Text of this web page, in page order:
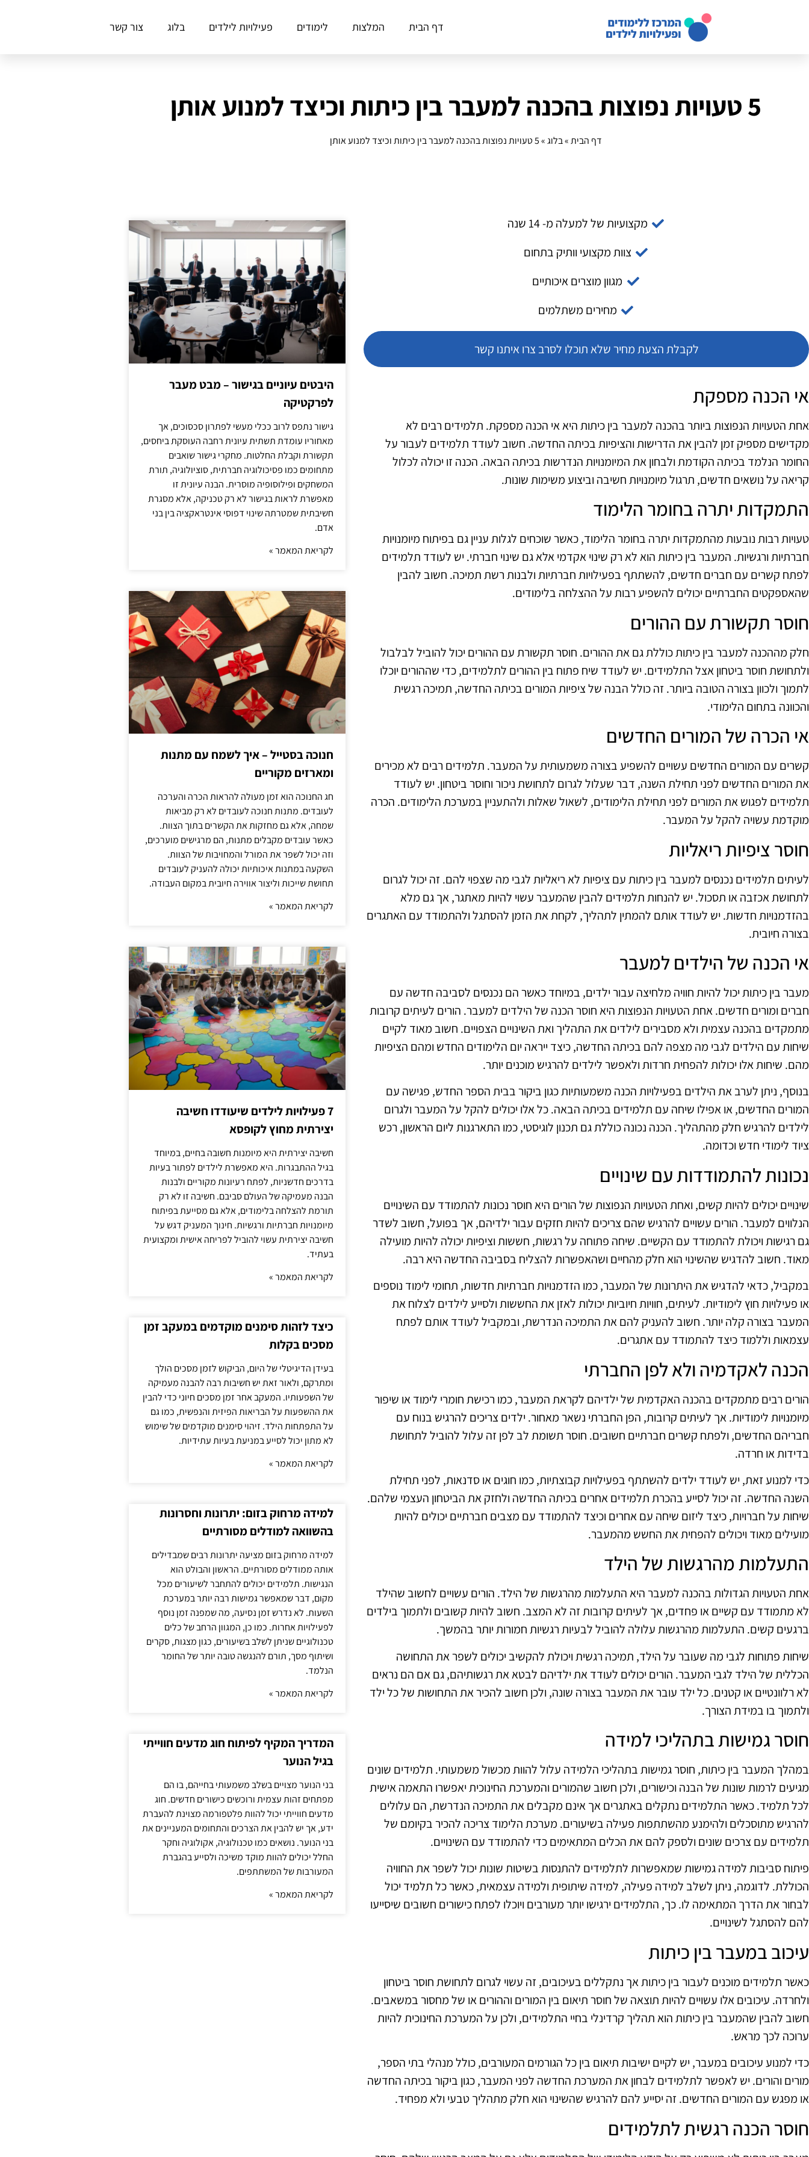
דף הבית המלצות לימודים פעילויות לילדים בלוג צור קשר
5 טעויות נפוצות בהכנה למעבר בין כיתות וכיצד למנוע אותן
דף הבית»בלוג»5 טעויות נפוצות בהכנה למעבר בין כיתות וכיצד למנוע אותן
מקצועיות של למעלה מ- 14 שנה
צוות מקצועי וותיק בתחום
מגוון מוצרים איכותיים
מחירים משתלמים
לקבלת הצעת מחיר שלא תוכלו לסרב צרו איתנו קשר
אי הכנה מספקת
אחת הטעויות הנפוצות ביותר בהכנה למעבר בין כיתות היא אי הכנה מספקת. תלמידים רבים לא
מקדישים מספיק זמן להבין את הדרישות והציפיות בכיתה החדשה. חשוב לעודד תלמידים לעבור על
החומר הנלמד בכיתה הקודמת ולבחון את המיומנויות הנדרשות בכיתה הבאה. הכנה זו יכולה לכלול
קריאה על נושאים חדשים, תרגול מיומנויות חשיבה וביצוע משימות שונות.
התמקדות יתרה בחומר הלימוד
טעויות רבות נובעות מהתמקדות יתרה בחומר הלימוד, כאשר שוכחים לגלות עניין גם בפיתוח מיומנויות
חברתיות ורגשיות. המעבר בין כיתות הוא לא רק שינוי אקדמי אלא גם שינוי חברתי. יש לעודד תלמידים
לפתח קשרים עם חברים חדשים, להשתתף בפעילויות חברתיות ולבנות רשת תמיכה. חשוב להבין
שהאספקטים החברתיים יכולים להשפיע רבות על ההצלחה בלימודים.
חוסר תקשורת עם ההורים
חלק מההכנה למעבר בין כיתות כוללת גם את ההורים. חוסר תקשורת עם ההורים יכול להוביל לבלבול
ולתחושת חוסר ביטחון אצל התלמידים. יש לעודד שיח פתוח בין ההורים לתלמידים, כדי שההורים יוכלו
לתמוך ולכוון בצורה הטובה ביותר. זה כולל הבנה של ציפיות המורים בכיתה החדשה, תמיכה רגשית
והכוונה בתחום הלימודי.
אי הכרה של המורים החדשים
קשרים עם המורים החדשים עשויים להשפיע בצורה משמעותית על המעבר. תלמידים רבים לא מכירים
את המורים החדשים לפני תחילת השנה, דבר שעלול לגרום לתחושת ניכור וחוסר ביטחון. יש לעודד
תלמידים לפגוש את המורים לפני תחילת הלימודים, לשאול שאלות ולהתעניין במערכת הלימודים. הכרה
מוקדמת עשויה להקל על המעבר.
חוסר ציפיות ריאליות
לעיתים תלמידים נכנסים למעבר בין כיתות עם ציפיות לא ריאליות לגבי מה שצפוי להם. זה יכול לגרום
לתחושת אכזבה או תסכול. יש להנחות תלמידים להבין שהמעבר עשוי להיות מאתגר, אך גם מלא
בהזדמנויות חדשות. יש לעודד אותם להמתין לתהליך, לקחת את הזמן להסתגל ולהתמודד עם האתגרים
בצורה חיובית.
אי הכנה של הילדים למעבר
מעבר בין כיתות יכול להיות חוויה מלחיצה עבור ילדים, במיוחד כאשר הם נכנסים לסביבה חדשה עם
חברים ומורים חדשים. אחת הטעויות הנפוצות היא חוסר הכנה של הילדים למעבר. הורים לעיתים קרובות
מתמקדים בהכנה עצמית ולא מסבירים לילדים את התהליך ואת השינויים הצפויים. חשוב מאוד לקיים
שיחות עם הילדים לגבי מה מצפה להם בכיתה החדשה, כיצד ייראה יום הלימודים החדש ומהם הציפיות
מהם. שיחות אלו יכולות להפחית חרדות ולאפשר לילדים להרגיש מוכנים יותר.
בנוסף, ניתן לערב את הילדים בפעילויות הכנה משמעותיות כגון ביקור בבית הספר החדש, פגישה עם
המורים החדשים, או אפילו שיחה עם תלמידים בכיתה הבאה. כל אלו יכולים להקל על המעבר ולגרום
לילדים להרגיש חלק מהתהליך. הכנה נכונה כוללת גם תכנון לוגיסטי, כמו התארגנות ליום הראשון, רכש
ציוד לימודי חדש וכדומה.
נכונות להתמודדות עם שינויים
שינויים יכולים להיות קשים, ואחת הטעויות הנפוצות של הורים היא חוסר נכונות להתמודד עם השינויים
הנלווים למעבר. הורים עשויים להרגיש שהם צריכים להיות חזקים עבור ילדיהם, אך בפועל, חשוב לשדר
גם רגישות ויכולת להתמודד עם הקשיים. שיחה פתוחה על רגשות, חששות וציפיות יכולה להיות מועילה
מאוד. חשוב להדגיש שהשינוי הוא חלק מהחיים ושהאפשרות להצליח בסביבה החדשה היא רבה.
במקביל, כדאי להדגיש את היתרונות של המעבר, כמו הזדמנויות חברתיות חדשות, תחומי לימוד נוספים
או פעילויות חוץ לימודיות. לעיתים, חוויות חיוביות יכולות לאזן את החששות ולסייע לילדים לצלוח את
המעבר בצורה קלה יותר. חשוב להעניק להם את התמיכה הנדרשת, ובמקביל לעודד אותם לפתח
עצמאות וללמוד כיצד להתמודד עם אתגרים.
הכנה לאקדמיה ולא לפן החברתי
הורים רבים מתמקדים בהכנה האקדמית של ילדיהם לקראת המעבר, כמו רכישת חומרי לימוד או שיפור
מיומנויות לימודיות. אך לעיתים קרובות, הפן החברתי נשאר מאחור. ילדים צריכים להרגיש בנוח עם
חבריהם החדשים, ולפתח קשרים חברתיים חשובים. חוסר תשומת לב לפן זה עלול להוביל לתחושת
בדידות או חרדה.
כדי למנוע זאת, יש לעודד ילדים להשתתף בפעילויות קבוצתיות, כמו חוגים או סדנאות, לפני תחילת
השנה החדשה. זה יכול לסייע בהכרת תלמידים אחרים בכיתה החדשה ולחזק את הביטחון העצמי שלהם.
שיחות על חברויות, כיצד ליזום שיחה עם אחרים וכיצד להתמודד עם מצבים חברתיים יכולים להיות
מועילים מאוד ויכולים להפחית את החשש מהמעבר.
התעלמות מהרגשות של הילד
אחת הטעויות הגדולות בהכנה למעבר היא התעלמות מהרגשות של הילד. הורים עשויים לחשוב שהילד
לא מתמודד עם קשיים או פחדים, אך לעיתים קרובות זה לא המצב. חשוב להיות קשובים ולתמוך בילדים
ברגעים קשים. התעלמות מהרגשות עלולה להוביל לבעיות רגשיות חמורות יותר בהמשך.
שיחות פתוחות לגבי מה שעובר על הילד, תמיכה רגשית ויכולת להקשיב יכולים לשפר את התחושה
הכללית של הילד לגבי המעבר. הורים יכולים לעודד את ילדיהם לבטא את רגשותיהם, גם אם הם נראים
לא רלוונטיים או קטנים. כל ילד עובר את המעבר בצורה שונה, ולכן חשוב להכיר את התחושות של כל ילד
ולתמוך בו במידת הצורך.
חוסר גמישות בתהליכי למידה
במהלך המעבר בין כיתות, חוסר גמישות בתהליכי הלמידה עלול להוות מכשול משמעותי. תלמידים שונים
מגיעים לרמות שונות של הבנה וכישורים, ולכן חשוב שהמורים והמערכת החינוכית יאפשרו התאמה אישית
לכל תלמיד. כאשר התלמידים נתקלים באתגרים אך אינם מקבלים את התמיכה הנדרשת, הם עלולים
להרגיש מתוסכלים ולהימנע מהשתתפות פעילה בשיעורים. מערכת הלימוד צריכה להכיר בקיומם של
תלמידים עם צרכים שונים ולספק להם את הכלים המתאימים כדי להתמודד עם השינויים.
פיתוח סביבות למידה גמישות שמאפשרות לתלמידים להתנסות בשיטות שונות יכול לשפר את החוויה
הכוללת. לדוגמה, ניתן לשלב למידה פעילה, למידה שיתופית ולמידה עצמאית, כאשר כל תלמיד יכול
לבחור את הדרך המתאימה לו. כך, התלמידים ירגישו יותר מעורבים ויוכלו לפתח כישורים חשובים שיסייעו
להם להסתגל לשינויים.
עיכוב במעבר בין כיתות
כאשר תלמידים מוכנים לעבור בין כיתות אך נתקללים בעיכובים, זה עשוי לגרום לתחושת חוסר ביטחון
ולחרדה. עיכובים אלו עשויים להיות תוצאה של חוסר תיאום בין המורים וההורים או של מחסור במשאבים.
חשוב להבין שהמעבר בין כיתות הוא תהליך קרדינלי בחיי התלמידים, ולכן על המערכת החינוכית להיות
ערוכה לכך מראש.
כדי למנוע עיכובים במעבר, יש לקיים ישיבות תיאום בין כל הגורמים המעורבים, כולל מנהלי בתי הספר,
מורים והורים. יש לאפשר לתלמידים לבחון את המערכת החדשה לפני המעבר, כגון ביקור בכיתה החדשה
או מפגש עם המורים החדשים. זה יסייע להם להרגיש שהשינוי הוא חלק מתהליך טבעי ולא מפחיד.
חוסר הכנה רגשית לתלמידים
היבטים עיוניים בגישור – מבט מעבר
לפרקטיקה
גישור נתפס לרוב ככלי מעשי לפתרון סכסוכים, אך
מאחוריו עומדת תשתית עיונית רחבה העוסקת ביחסים,
תקשורת וקבלת החלטות. מחקרי גישור שואבים
מתחומים כמו פסיכולוגיה חברתית, סוציולוגיה, תורת
המשחקים ופילוסופיה מוסרית. הבנה עיונית זו
מאפשרת לראות בגישור לא רק טכניקה, אלא מסגרת
חשיבתית שמטרתה שינוי דפוסי אינטראקציה בין בני
אדם.
לקריאת המאמר »
חנוכה בסטייל – איך לשמח עם מתנות
ומארזים מקוריים
חג החנוכה הוא זמן מעולה להראות הכרה והערכה
לעובדים. מתנות חנוכה לעובדים לא רק מביאות
שמחה, אלא גם מחזקות את הקשרים בתוך הצוות.
כאשר עובדים מקבלים מתנות, הם מרגישים מוערכים,
וזה יכול לשפר את המורל והמחויבות של הצוות.
השקעה במתנות איכותיות יכולה להעניק לעובדים
תחושת שייכות וליצור אווירה חיובית במקום העבודה.
לקריאת המאמר »
7 פעילויות לילדים שיעודדו חשיבה
יצירתית מחוץ לקופסא
חשיבה יצירתית היא מיומנות חשובה בחיים, במיוחד
בגיל ההתבגרות. היא מאפשרת לילדים לפתור בעיות
בדרכים חדשניות, לפתח רעיונות מקוריים ולבנות
הבנה מעמיקה של העולם סביבם. חשיבה זו לא רק
תורמת להצלחה בלימודים, אלא גם מסייעת בפיתוח
מיומנויות חברתיות ורגשיות. חינוך המעניק דגש על
חשיבה יצירתית עשוי להוביל לפריחה אישית ומקצועית
בעתיד.
לקריאת המאמר »
כיצד לזהות סימנים מוקדמים במעקב זמן
מסכים בקלות
בעידן הדיגיטלי של היום, הביקוש לזמן מסכים הולך
ומתרקם, ולאור זאת יש חשיבות רבה להבנה מעמיקה
של השפעותיו. המעקב אחר זמן מסכים חיוני כדי להבין
את ההשפעות על הבריאות הפיזית והנפשית, כמו גם
על התפתחות הילד. זיהוי סימנים מוקדמים של שימוש
לא מתון יכול לסייע במניעת בעיות עתידיות.
לקריאת המאמר »
למידה מרחוק בזום: יתרונות וחסרונות
בהשוואה למודלים מסורתיים
למידה מרחוק בזום מציעה יתרונות רבים שמבדילים
אותה ממודלים מסורתיים. הראשון והבולט הוא
הנגישות. תלמידים יכולים להתחבר לשיעורים מכל
מקום, דבר שמאפשר גמישות רבה יותר במערכת
השעות. לא נדרש זמן נסיעה, מה שמפנה זמן נוסף
לפעילויות אחרות. כמו כן, המגוון הרחב של כלים
טכנולוגיים שניתן לשלב בשיעורים, כגון מצגות, סקרים
ושיתוף מסך, תורם להנגשה טובה יותר של החומר
הנלמד.
לקריאת המאמר »
המדריך המקיף לפיתוח חוג מדעים חווייתי
בגיל הנוער
בני הנוער מצויים בשלב משמעותי בחייהם, בו הם
מפתחים זהות עצמית ורוכשים כישורים חדשים. חוג
מדעים חווייתי יכול להוות פלטפורמה מצוינת להעברת
ידע, אך יש להבין את הצרכים והתחומים המעניינים את
בני הנוער. נושאים כמו טכנולוגיה, אקולוגיה וחקר
החלל יכולים להוות מוקד משיכה ולסייע בהגברת
המעורבות של המשתתפים.
לקריאת המאמר »